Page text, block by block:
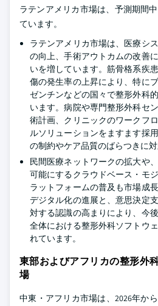
ラテンアメリカ市場は、予測期間
ています。
ラテンアメリカ市場は、医療シ
の向上、手術アウトカムの改善
いを増しています。筋骨格系疾
傷の発生率の上昇により、特に
ゼンチンなどの国々で整形外科
います。病院や専門整形外科セ
術計画、クリニックのワークフ
ルソリューションをますます採
の制約やケア品質のばらつきに対
民間医療ネットワークの拡大や
可能にするクラウドベース・モ
ラットフォームの普及も市場成
デジタル化の進展と、意思決定
対する認識の高まりにより、今
全体における整形外科ソフトウ
れています。
東部およびアフリカの整形外
場
中東・アフリカ市場は、2026年か